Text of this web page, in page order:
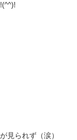
見られず（涙）